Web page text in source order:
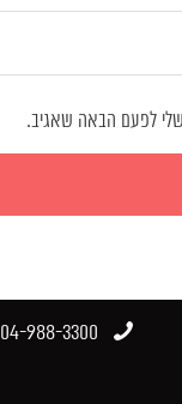
לפעם הבאה שאגיב.
04-988-3300​